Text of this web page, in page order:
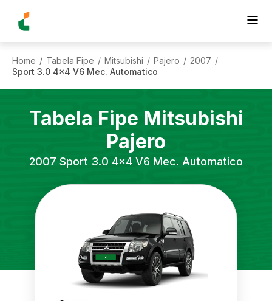
Home / Tabela Fipe / Mitsubishi / Pajero / 2007 /
Sport 3.0 4x4 V6 Mec. Automatico
Tabela Fipe Mitsubishi
Pajero
2007 Sport 3.0 4x4 V6 Mec. Automatico